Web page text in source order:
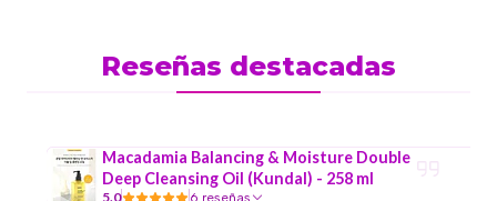
Reseñas destacadas
Macadamia Balancing & Moisture Double
Deep Cleansing Oil (Kundal) - 258 ml
5.0 6 reseñas